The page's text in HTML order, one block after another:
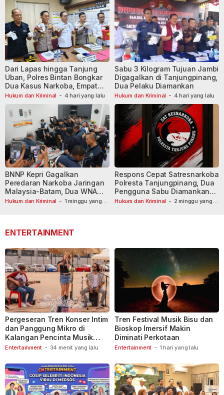
Hukum dan Kriminal - 4 hari yang lalu
Dari Lapas hingga Tanjung
Uban, Polres Bintan Bongkar
Dua Kasus Narkoba, Empat
Tersangka Dibekuk
Hukum dan Kriminal - 4 hari yang lalu
Sabu 3 Kilogram Tujuan Jambi
Digagalkan di Tanjungpinang,
Dua Pelaku Diamankan
Hukum dan Kriminal - 1 minggu yang
BNNP Kepri Gagalkan
Peredaran Narkoba Jaringan
Malaysia-Batam, Dua WNA
Masih Diburu
Hukum dan Kriminal - 2 minggu yang
Respons Cepat Satresnarkoba
Polresta Tanjungpinang, Dua
Pengguna Sabu Diamankan
Usai Dilaporkan ke Call Center
ENTERTAINMENT
Entertainment - 34 menit yang lalu
Pergeseran Tren Konser Intim
dan Panggung Mikro di
Kalangan Pencinta Musik
Indonesia
Entertainment - 1 hari yang lalu
Tren Festival Musik Bisu dan
Bioskop Imersif Makin
Diminati Perkotaan